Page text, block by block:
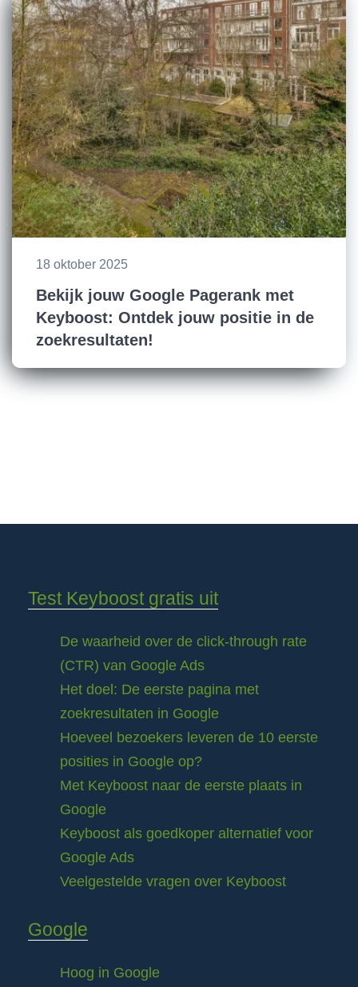
18 oktober 2025
Bekijk jouw Google Pagerank met
Keyboost: Ontdek jouw positie in de
zoekresultaten!
Test Keyboost gratis uit
De waarheid over de click-through rate
(CTR) van Google Ads
Het doel: De eerste pagina met
zoekresultaten in Google
Hoeveel bezoekers leveren de 10 eerste
posities in Google op?
Met Keyboost naar de eerste plaats in
Google
Keyboost als goedkoper alternatief voor
Google Ads
Veelgestelde vragen over Keyboost
Google
Hoog in Google